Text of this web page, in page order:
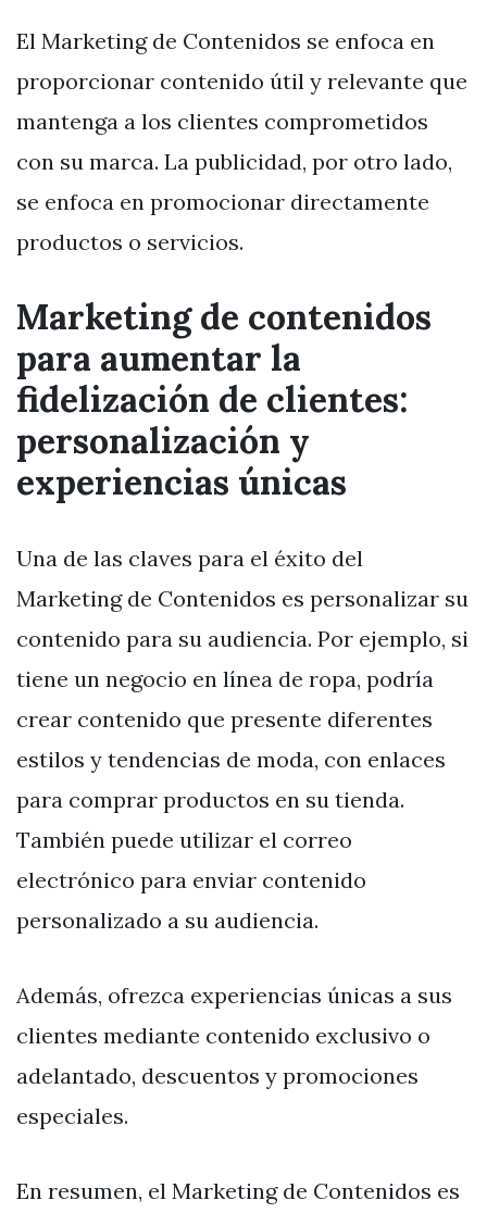
El Marketing de Contenidos se enfoca en
proporcionar contenido útil y relevante que
mantenga a los clientes comprometidos
con su marca. La publicidad, por otro lado,
se enfoca en promocionar directamente
productos o servicios.
Marketing de contenidos
para aumentar la
fidelización de clientes:
personalización y
experiencias únicas
Una de las claves para el éxito del
Marketing de Contenidos es personalizar su
contenido para su audiencia. Por ejemplo, si
tiene un negocio en línea de ropa, podría
crear contenido que presente diferentes
estilos y tendencias de moda, con enlaces
para comprar productos en su tienda.
También puede utilizar el correo
electrónico para enviar contenido
personalizado a su audiencia.
Además, ofrezca experiencias únicas a sus
clientes mediante contenido exclusivo o
adelantado, descuentos y promociones
especiales.
En resumen, el Marketing de Contenidos es